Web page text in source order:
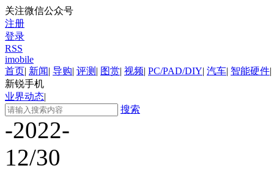
关注微信公众号
注册
登录
RSS
imobile
首页| 新闻| 导购| 评测 | 图赏| 视频| PC/PAD/DIY| 汽车| 智能硬件|
新锐手机
业界动态|
搜索
-2022-
12/30